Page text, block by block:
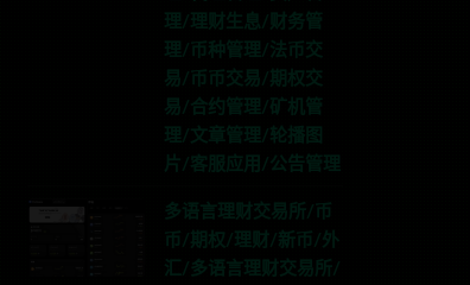
理/理财生息/财务管
理/币种管理/法币交
易/币币交易/期权交
易/合约管理/矿机管
理/文章管理/轮播图
片/客服应用/公告管理
多语言理财交易所/币
币/期权/理财/新币/外
汇/多语言理财交易所/